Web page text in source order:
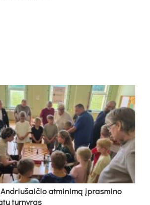
at­mi­ni­mą įpras­mi­no
tur­ny­ras